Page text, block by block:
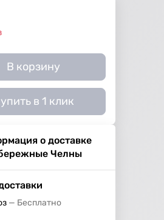
В корзину
в 1 клик
о доставке
Челны
Бесплатно